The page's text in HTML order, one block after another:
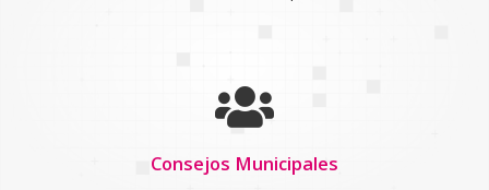
Consejos Municipales